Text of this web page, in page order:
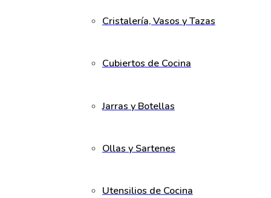
Cristalería, Vasos y Tazas
Cubiertos de Cocina
Jarras y Botellas
Ollas y Sartenes
Utensilios de Cocina